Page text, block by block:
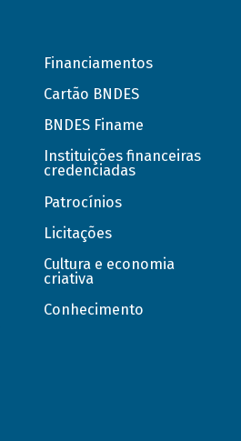
Financiamentos
Cartão BNDES
BNDES Finame
Instituições financeiras
credenciadas
Patrocínios
Licitações
Cultura e economia
criativa
Conhecimento